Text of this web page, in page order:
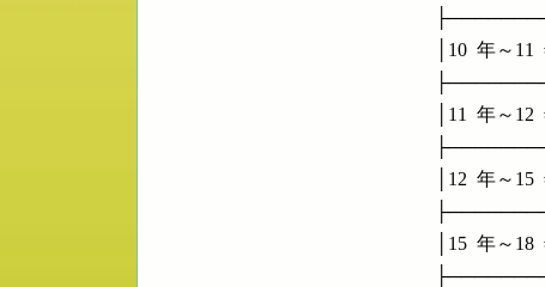
│10  年～11
│11  年～12
│12  年～15
│15  年～18